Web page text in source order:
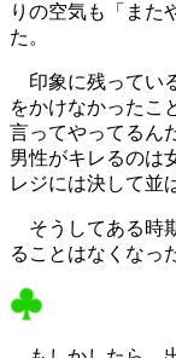
りの空気も「また
た。
印象に残ってい
をかけなかったこ
言ってやってるん
男性がキレるのは
レジには決して並
そうしてある時
ることはなくなっ